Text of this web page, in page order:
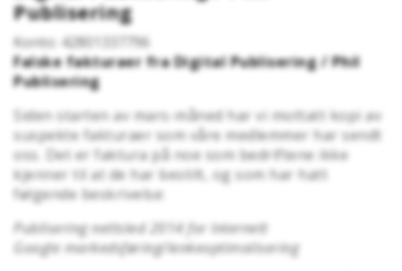
Publisering
Konto: 42801337796
Falske fakturaer fra Digital Publisering / Phil
Publisering
Siden starten av mars-måned har vi mottatt kopi av
suspekte fakturaer som våre medlemmer har sendt
oss. Det er faktura på noe som bedriftene ikke
kjenner til at de har bestilt, og som har hatt
følgende beskrivelse:
Publisering nettsted 2014 for Internett
Google markedsføring/lenkeoptimalisering